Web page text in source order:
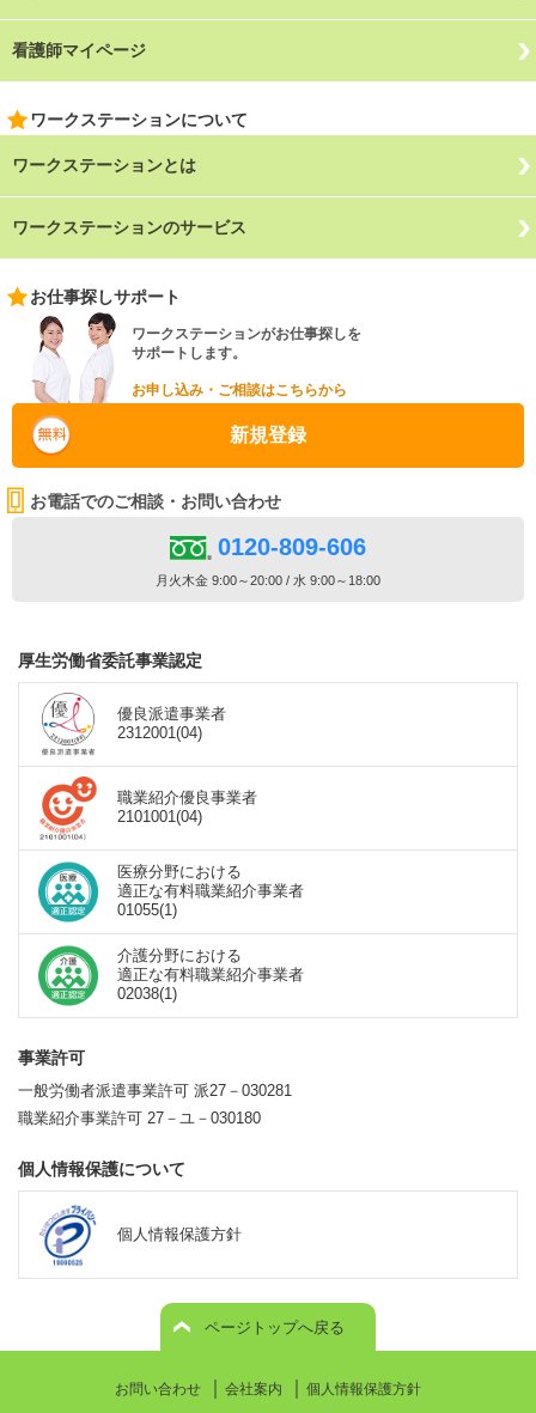
看護師マイページ
ワークステーションについて
ワークステーションとは
ワークステーションのサービス
お仕事探しサポート
ワークステーションがお仕事探しを
サポートします。
お申し込み・ご相談はこちらから
新規登録
お電話でのご相談・お問い合わせ
0120-809-606
月火木金 9:00～20:00 / 水 9:00～18:00
厚生労働省委託事業認定
優良派遣事業者
2312001(04)
職業紹介優良事業者
2101001(04)
医療分野における
適正な有料職業紹介事業者
01055(1)
介護分野における
適正な有料職業紹介事業者
02038(1)
事業許可
一般労働者派遣事業許可 派27－030281
職業紹介事業許可 27－ユ－030180
個人情報保護について
個人情報保護方針
ページトップへ戻る
お問い合わせ 会社案内 個人情報保護方針